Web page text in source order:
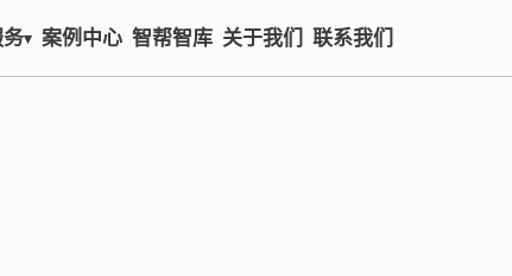
▾ 案例中心 智帮智库 关于我们 联系我们